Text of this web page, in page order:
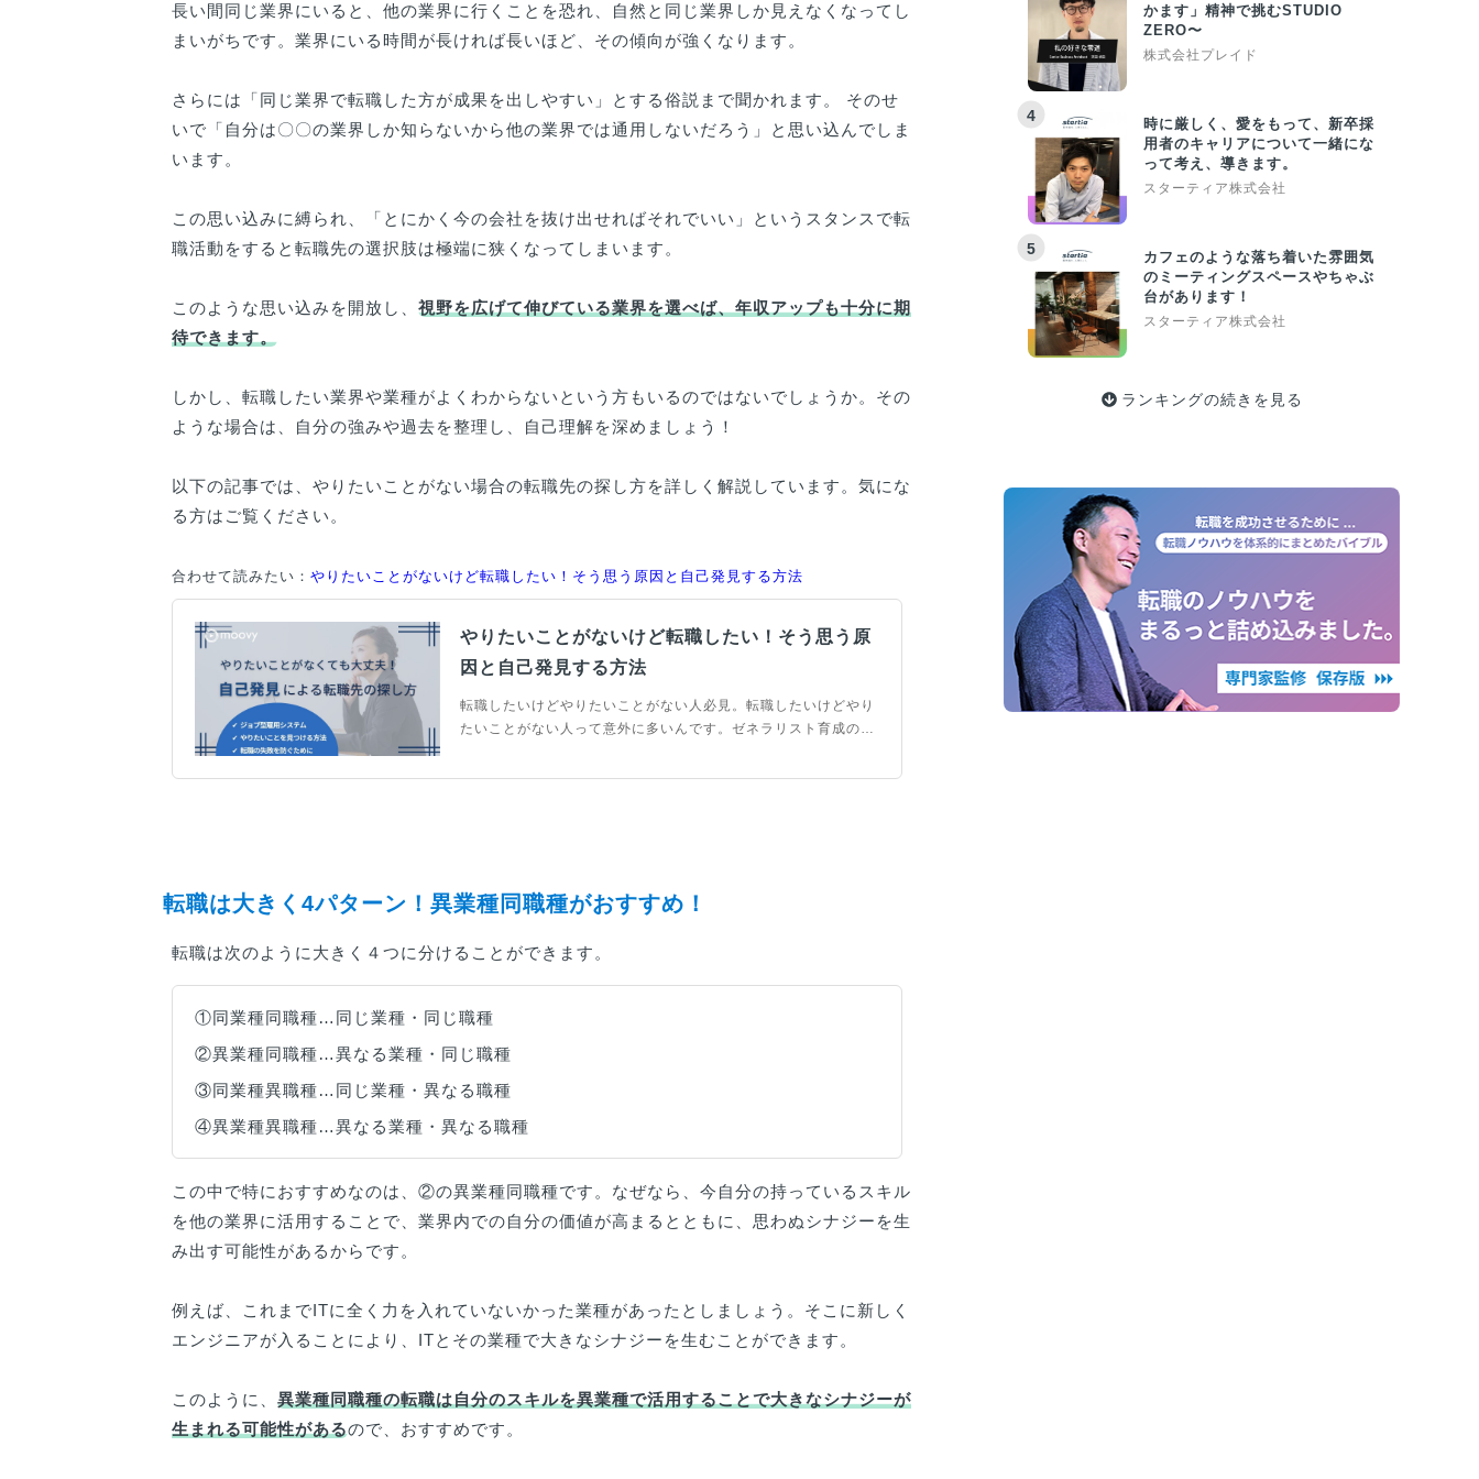
長い間同じ業界にいると、他の業界に行くことを恐れ、自然と同じ業界しか見えなくなってし
まいがちです。業界にいる時間が長ければ長いほど、その傾向が強くなります。
さらには「同じ業界で転職した方が成果を出しやすい」とする俗説まで聞かれます。 そのせ
いで「自分は〇〇の業界しか知らないから他の業界では通用しないだろう」と思い込んでしま
います。
この思い込みに縛られ、「とにかく今の会社を抜け出せればそれでいい」というスタンスで転
職活動をすると転職先の選択肢は極端に狭くなってしまいます。
このような思い込みを開放し、 視野を広げて伸びている業界を選べば、年収アップも十分に期
待できます。
しかし、転職したい業界や業種がよくわからないという方もいるのではないでしょうか。その
ような場合は、自分の強みや過去を整理し、自己理解を深めましょう！
以下の記事では、やりたいことがない場合の転職先の探し方を詳しく解説しています。気にな
る方はご覧ください。
合わせて読みたい： やりたいことがないけど転職したい！そう思う原因と自己発見する方法
やりたいことがないけど転職したい！そう思う原
因と自己発見する方法
転職したいけどやりたいことがない人必見。転職したいけどやり
たいことがない人って意外に多いんです。ゼネラリスト育成の長
見の良い機会と捉えてみてはいかがでしょうか。やりたいことの
転職は大きく4パターン！異業種同職種がおすすめ！
転職は次のように大きく４つに分けることができます。
①同業種同職種…同じ業種・同じ職種
②異業種同職種…異なる業種・同じ職種
③同業種異職種…同じ業種・異なる職種
④異業種異職種…異なる業種・異なる職種
この中で特におすすめなのは、②の異業種同職種です。なぜなら、今自分の持っているスキル
を他の業界に活用することで、業界内での自分の価値が高まるとともに、思わぬシナジーを生
み出す可能性があるからです。
例えば、これまでITに全く力を入れていないかった業種があったとしましょう。そこに新しく
エンジニアが入ることにより、ITとその業種で大きなシナジーを生むことができます。
このように、 異業種同職種の転職は自分のスキルを異業種で活用することで大きなシナジーが
生まれる可能性があるので、おすすめです。
かます」精神で挑むSTUDIO
ZERO〜
株式会社プレイド
4
時に厳しく、愛をもって、新卒採
用者のキャリアについて一緒にな
って考え、導きます。
スターティア株式会社
5
カフェのような落ち着いた雰囲気
のミーティングスペースやちゃぶ
台があります！
スターティア株式会社
ランキングの続きを見る